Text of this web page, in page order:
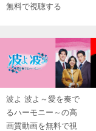
無料で視聴する
波よ 波よ～愛を奏で
るハーモニー～の高
画質動画を無料で視